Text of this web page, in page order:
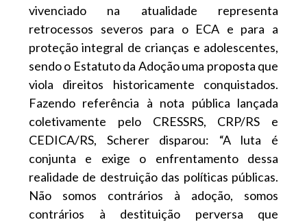
vivenciado na atualidade representa
retrocessos severos para o ECA e para a
proteção integral de crianças e adolescentes,
sendo o Estatuto da Adoção uma proposta que
viola direitos historicamente conquistados.
Fazendo referência à nota pública lançada
coletivamente pelo CRESSRS, CRP/RS e
CEDICA/RS, Scherer disparou: “A luta é
conjunta e exige o enfrentamento dessa
realidade de destruição das políticas públicas.
Não somos contrários à adoção, somos
contrários à destituição perversa que